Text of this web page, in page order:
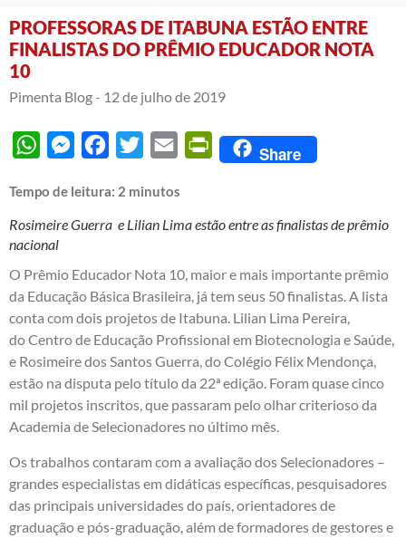
PROFESSORAS DE ITABUNA ESTÃO ENTRE
FINALISTAS DO PRÊMIO EDUCADOR NOTA
10
Pimenta Blog - 12 de julho de 2019
WhatsAppMessengerFacebook
Twitter Email PrintFriendly
Share
Tempo de leitura: 2 minutos
Rosimeire Guerra e Lilian Lima estão entre as finalistas de prêmio
nacional
O Prêmio Educador Nota 10, maior e mais importante prêmio
da Educação Básica Brasileira, já tem seus 50 finalistas. A lista
conta com dois projetos de Itabuna. Lilian Lima Pereira,
do Centro de Educação Profissional em Biotecnologia e Saúde,
e Rosimeire dos Santos Guerra, do Colégio Félix Mendonça,
estão na disputa pelo título da 22ª edição. Foram quase cinco
mil projetos inscritos, que passaram pelo olhar criterioso da
Academia de Selecionadores no último mês.
Os trabalhos contaram com a avaliação dos Selecionadores –
grandes especialistas em didáticas específicas, pesquisadores
das principais universidades do país, orientadores de
graduação e pós-graduação, além de formadores de gestores e